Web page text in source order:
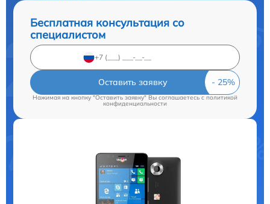
Бесплатная консультация со
специалистом
Оставить заявку
Нажимая на кнопку "Оставить заявку" Вы соглашаетесь cполитикой
конфиденциальности